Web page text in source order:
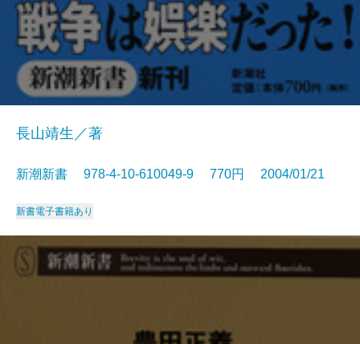
長山靖生／著
新潮新書 978-4-10-610049-9 770円 2004/01/21
新書電子書籍あり